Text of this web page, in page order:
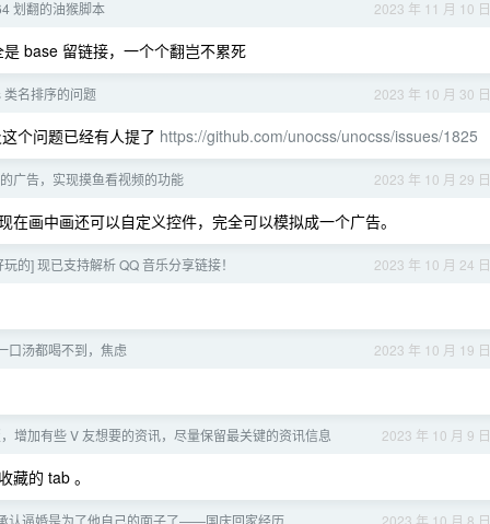
2023 年 11 月 10 日
划翻的油猴脚本
base 留链接，一个个翻岂不累死
2023 年 10 月 30 日
名排序的问题
个问题已经有人提了 https://github.com/unocss/unocss/issues/1825
2023 年 10 月 29 日
广告，实现摸鱼看视频的功能
画中画还可以自定义控件，完全可以模拟成一个广告。
2023 年 10 月 24 日
的] 现已支持解析 QQ 音乐分享链接！
2023 年 10 月 19 日
口汤都喝不到，焦虑
2023 年 10 月 9 日
增加有些 V 友想要的资讯，尽量保留最关键的资讯信息
藏的 tab 。
2023 年 10 月 8 日
认逼婚是为了他自己的面子了——国庆回家经历